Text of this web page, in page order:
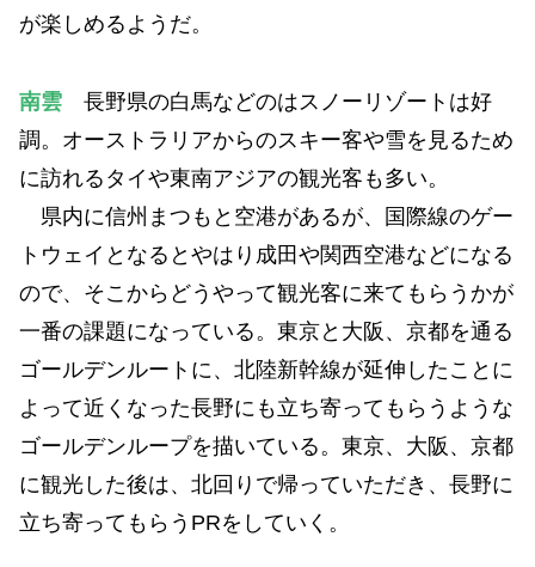
が楽しめるようだ。
南雲 長野県の白馬などのはスノーリゾートは好
調。オーストラリアからのスキー客や雪を見るため
に訪れるタイや東南アジアの観光客も多い。
県内に信州まつもと空港があるが、国際線のゲー
トウェイとなるとやはり成田や関西空港などになる
ので、そこからどうやって観光客に来てもらうかが
一番の課題になっている。東京と大阪、京都を通る
ゴールデンルートに、北陸新幹線が延伸したことに
よって近くなった長野にも立ち寄ってもらうような
ゴールデンループを描いている。東京、大阪、京都
に観光した後は、北回りで帰っていただき、長野に
立ち寄ってもらうPRをしていく。